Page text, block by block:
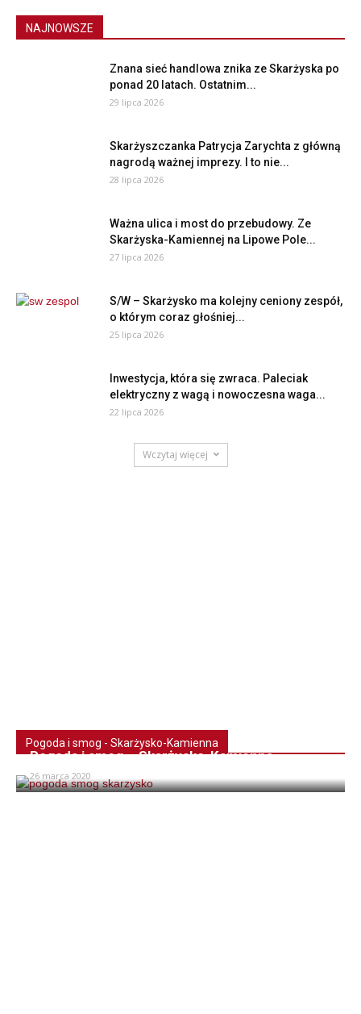
NAJNOWSZE
Znana sieć handlowa znika ze Skarżyska po
ponad 20 latach. Ostatnim...
29 lipca 2026
Skarżyszczanka Patrycja Zarychta z główną
nagrodą ważnej imprezy. I to nie...
28 lipca 2026
Ważna ulica i most do przebudowy. Ze
Skarżyska-Kamiennej na Lipowe Pole...
27 lipca 2026
S/W – Skarżysko ma kolejny ceniony zespół,
o którym coraz głośniej...
25 lipca 2026
Inwestycja, która się zwraca. Paleciak
elektryczny z wagą i nowoczesna waga...
22 lipca 2026
Wczytaj więcej
Pogoda i smog - Skarżysko-Kamienna
Pogoda i smog – Skarżysko-Kamienna
26 marca 2020